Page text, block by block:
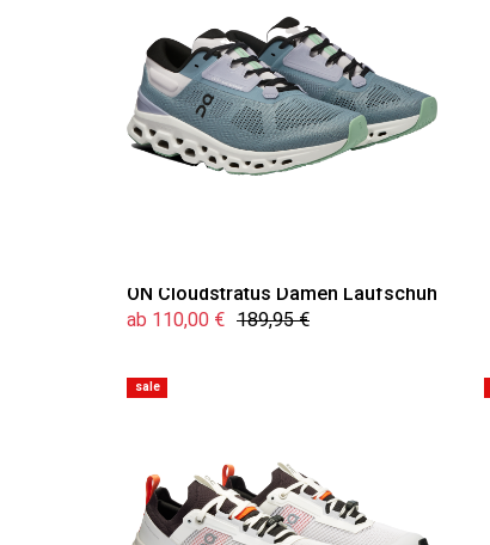
ON Cloudstratus Damen Laufschuh
ab 110,00 € 189,95 €
sale